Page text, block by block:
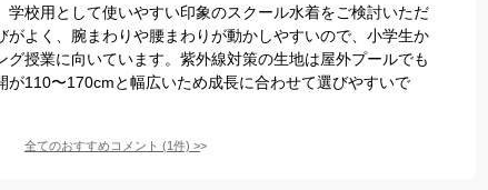
学校用として使いやすい印象のスクール水着をご検討いただ
がよく、腕まわりや腰まわりが動かしやすいので、小学生か
グ授業に向いています。紫外線対策の生地は屋外プールでも
が110〜170cmと幅広いため成長に合わせて選びやすいで
全てのおすすめコメント (1件) >